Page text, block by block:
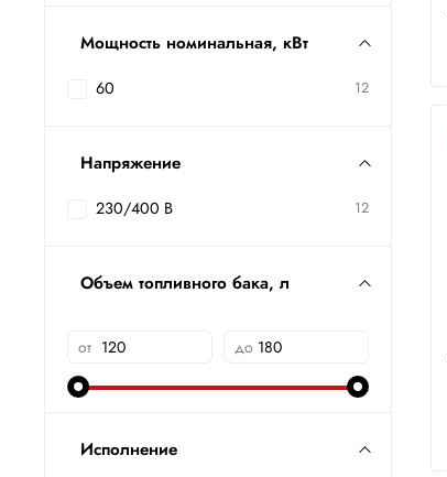
Мощность номинальная, кВт
60 12
Напряжение
230/400 В 12
Объем топливного бака, л
от до
Исполнение